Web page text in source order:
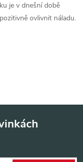
je v dnešní době
ovlivnit náladu.